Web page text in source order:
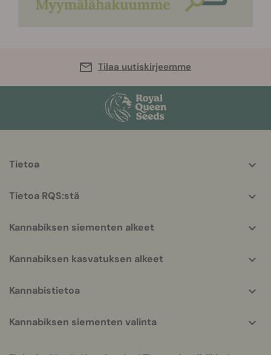
Tilaa uutiskirjeemme
helpful
Tietoa
Tietoa RQS:stä
Kannabiksen siementen alkeet
Kannabiksen kasvatuksen alkeet
Kannabistietoa
Kannabiksen siementen valinta